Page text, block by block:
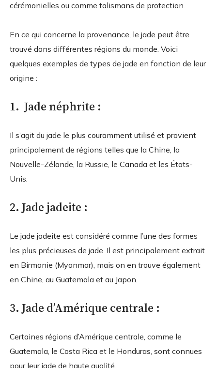
cérémonielles ou comme talismans de protection.
En ce qui concerne la provenance, le jade peut être
trouvé dans différentes régions du monde. Voici
quelques exemples de types de jade en fonction de leur
origine :
1. Jade néphrite :
Il s’agit du jade le plus couramment utilisé et provient
principalement de régions telles que la Chine, la
Nouvelle-Zélande, la Russie, le Canada et les États-
Unis.
2. Jade jadeite :
Le jade jadeite est considéré comme l’une des formes
les plus précieuses de jade. Il est principalement extrait
en Birmanie (Myanmar), mais on en trouve également
en Chine, au Guatemala et au Japon.
3. Jade d’Amérique centrale :
Certaines régions d’Amérique centrale, comme le
Guatemala, le Costa Rica et le Honduras, sont connues
pour leur jade de haute qualité.